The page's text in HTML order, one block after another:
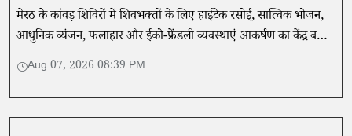
मेरठ के कांवड़ शिविरों में शिवभक्तों के लिए हाईटेक रसोई, सात्विक भोजन,
आधुनिक व्यंजन, फलाहार और ईको-फ्रेंडली व्यवस्थाएं आकर्षण का केंद्र बनी
हैं। प्रशासन गुणवत्ता और स्वच्छता की निगरानी कर रहा है।
Aug 07, 2026 08:39 PM